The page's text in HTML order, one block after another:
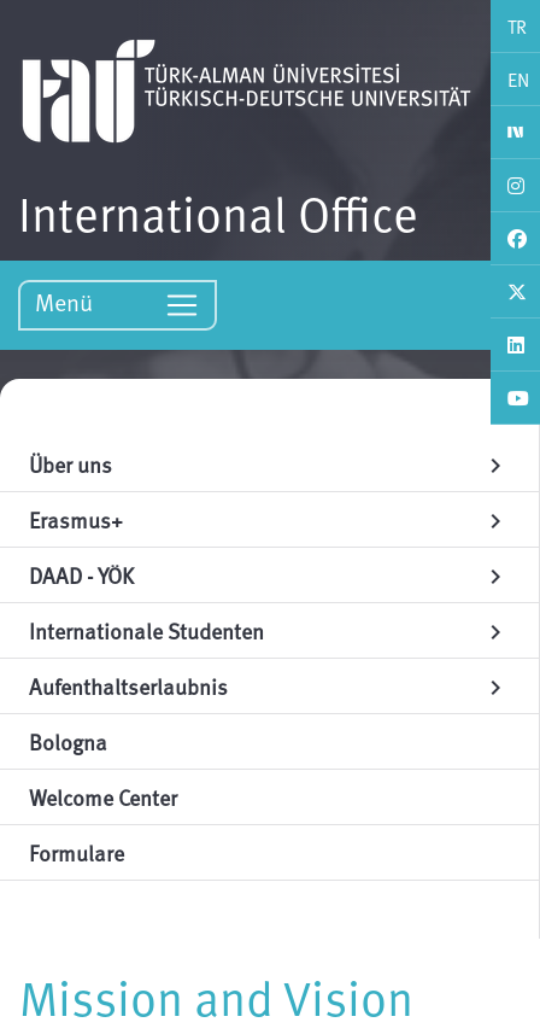
TR
EN
International Office
Menü
Über uns chevron_right
Erasmus+ chevron_right
DAAD - YÖK chevron_right
Internationale Studenten chevron_right
Aufenthaltserlaubnis chevron_right
Bologna
Welcome Center
Formulare
Mission and Vision